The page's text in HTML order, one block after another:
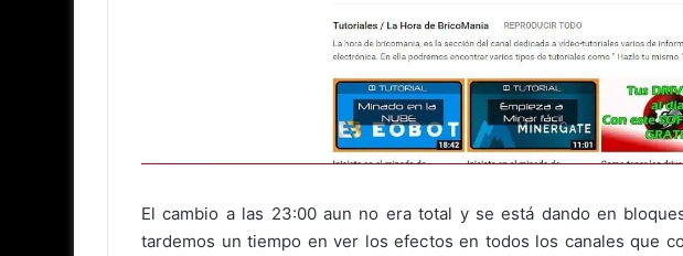
El cambio a las 23:00 aun no era total y se está dando en
tardemos un tiempo en ver los efectos en todos los canales que